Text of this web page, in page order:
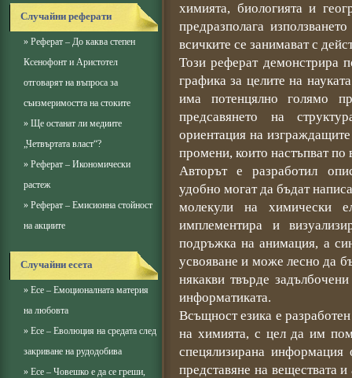
Случайни реферати
» Реферат – До каква степен
Ксенофонт и Аристотел
отговарят на въпроса за
съизмеримостта на стоките
» Ще останат ли медиите
„Четвъртата власт“?
» Реферат – Икономически
растеж
» Реферат – Емисионна стойност
на акциите
Случайни есета
» Есе – Емоционалната материя
на любовта
» Есе – Еволюция на средата след
закриване на рудодобива
» Есе – Човешко е да се греши,
химията, биологията и
предразполага
всичките се занимават с
Този реферат демонстрира
графика за целите на
има потенцялно голямо
предсавянето на
ориентация на
промени, които настъпват
Авторът е разработил
удобно могат да бъдат
молекули на химически
имплементира и
подръжка на анимация, а
усвояване и може лесно да
някакви твърде
информатиката.
Всъщност езика е
на химията, с цел да им
спецялизирана информация
представяне на веществата